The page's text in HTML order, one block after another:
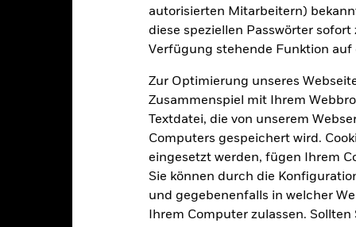
autorisierten Mitarbeitern)
diese speziellen Passwörter
Verfügung stehende Funktion auf
Zur Optimierung unseres
Zusammenspiel mit Ihrem
Textdatei, die von unserem
Computers gespeichert wird.
eingesetzt werden, fügen Ihrem
Sie können durch die
und gegebenenfalls in welcher
Ihrem Computer zulassen.
Portfoliomerkmale
2 262
18,89
2,06%
Standardabweichung (3J)
Per -
KBV
Per 30.Juni2026
Modifizierte Duration